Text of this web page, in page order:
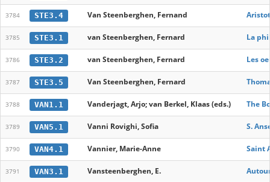
3784 STE3.4 Van Steenberghen, Fernand
3785 STE3.1 van Steenberghen, Fernard La
3786 STE3.2 van Steenberghen, Fernard Les
3787 STE3.5 Van Steenberghen, Fernard
3788 VAN1.1 Vanderjagt, Arjo; van Berkel, Klaas (eds.) The
3789 VAN5.1 Vanni Rovighi, Sofia S.
3790 VAN4.1 Vannier, Marie-Anne Saint
3791 VAN3.1 Vansteenberghen, E.